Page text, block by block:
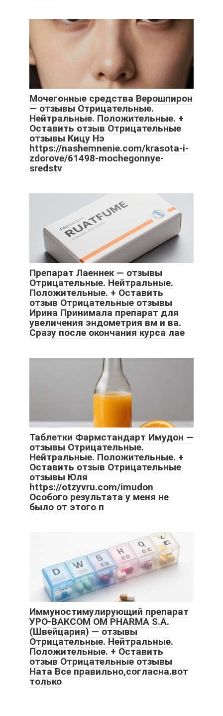
Мочегонные средства Верошпирон
— отзывы Отрицательные.
Нейтральные. Положительные. +
Оставить отзыв Отрицательные
отзывы Кицу Нэ
https://nashemnenie.com/krasota-i-
zdorove/61498-mochegonnye-
sredstv
Препарат Лаеннек — отзывы
Отрицательные. Нейтральные.
Положительные. + Оставить
отзыв Отрицательные отзывы
Ирина Принимала препарат для
увеличения эндометрия вм и ва.
Сразу после окончания курса лае
Таблетки Фармстандарт Имудон —
отзывы Отрицательные.
Нейтральные. Положительные. +
Оставить отзыв Отрицательные
отзывы Юля
https://otzyvru.com/imudon
Особого результата у меня не
было от этого п
Иммуностимулирующий препарат
УРО-ВАКСОМ OM PHARMA S.A.
(Швейцария) — отзывы
Отрицательные. Нейтральные.
Положительные. + Оставить
отзыв Отрицательные отзывы
Ната Все правильно,согласна.вот
только